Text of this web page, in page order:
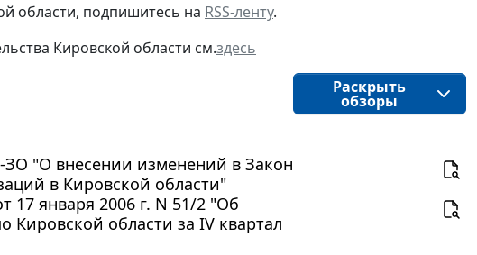
области, подпишитесь на RSS-ленту.
Кировской области см.здесь
Раскрыть
обзоры
ЗО "О внесении изменений в Закон
в Кировской области"
17 января 2006 г. N 51/2 "Об
области за IV квартал